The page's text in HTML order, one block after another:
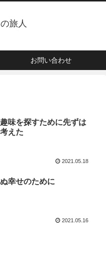
旅人
お問い合わせ
味を探すために先ずは
えた
2021.05.18
幸せのために
2021.05.16